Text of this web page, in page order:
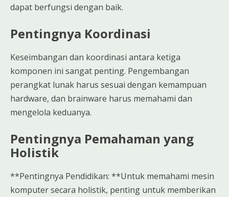
dapat berfungsi dengan baik.
Pentingnya Koordinasi
Keseimbangan dan koordinasi antara ketiga
komponen ini sangat penting. Pengembangan
perangkat lunak harus sesuai dengan kemampuan
hardware, dan brainware harus memahami dan
mengelola keduanya.
Pentingnya Pemahaman yang
Holistik
**Pentingnya Pendidikan: **Untuk memahami mesin
komputer secara holistik, penting untuk memberikan